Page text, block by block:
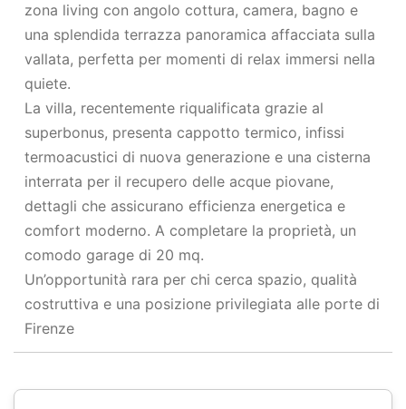
zona living con angolo cottura, camera, bagno e
una splendida terrazza panoramica affacciata sulla
vallata, perfetta per momenti di relax immersi nella
quiete.
La villa, recentemente riqualificata grazie al
superbonus, presenta cappotto termico, infissi
termoacustici di nuova generazione e una cisterna
interrata per il recupero delle acque piovane,
dettagli che assicurano efficienza energetica e
comfort moderno. A completare la proprietà, un
comodo garage di 20 mq.
Un’opportunità rara per chi cerca spazio, qualità
costruttiva e una posizione privilegiata alle porte di
Firenze